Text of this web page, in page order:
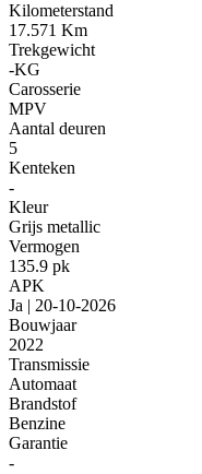
Kilometerstand
17.571 Km
Trekgewicht
-KG
Carosserie
MPV
Aantal deuren
5
Kenteken
-
Kleur
Grijs metallic
Vermogen
135.9 pk
APK
Ja | 20-10-2026
Bouwjaar
2022
Transmissie
Automaat
Brandstof
Benzine
Garantie
-